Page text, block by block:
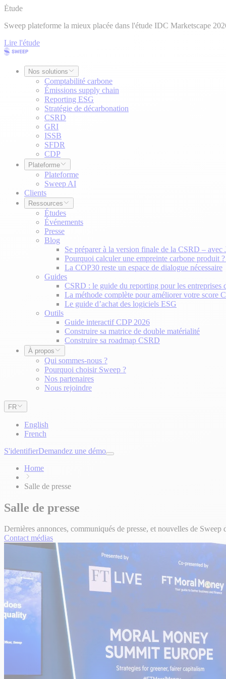
Étude
Sweep plateforme la mieux placée dans l'étude IDC Marketscape
Lire l'étude
Nos solutions
Comptabilité carbone
Émissions supply chain
Reporting ESG
Stratégie de décarbonation
CSRD
GRI
ISSB
SFDR
CDP
Plateforme
Plateforme
Sweep AI
Clients
Ressources
Études
Événements
Presse
Blog
Se préparer à la version finale de la CSRD – avec
Pourquoi calculer une empreinte carbone produit
La COP30 reste un espace de dialogue nécessaire
Guides
CSRD : le guide du reporting pour les entreprises
La méthode complète pour améliorer votre score
Le guide d’achat des logiciels ESG
Outils
Guide interactif CDP 2026
Construire sa matrice de double matérialité
Construire sa roadmap CSRD
À propos
Qui sommes-nous ?
Pourquoi choisir Sweep ?
Nos partenaires
Nous rejoindre
FR
English
French
S'identifierDemandez une démo
Home
Salle de presse
Salle de presse
Dernières annonces, communiqués de presse, et nouvelles de Sweep
Contact médias